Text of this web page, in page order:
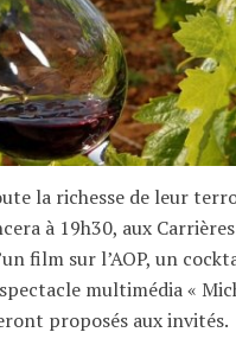
la richesse de leur
à 19h30, aux
film sur l’AOP, un
multimédia «
proposés aux invités.